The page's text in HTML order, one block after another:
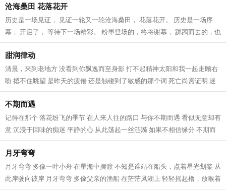
沧海桑田 花落花开
历史是一场见证， 见证一轮又一轮沧海桑田， 花落花开。 历史是一场序
幕， 开启了， 等待下一场精彩。 粉墨登场的，终将谢幕， 踯躅而去的，也
成回忆。 青山遮不住，毕竟东流去...
甜润律动
清晨，来到老地方 没看到你飘逸而至身影 打不起精神太阳和我一起走顾右
盼 摁不住眺望 是昨天的疲倦 还是触碰到了敏感的那个词 死亡尚需证明 迷
惑荒唐 离去的那人 卸去了一身的疲...
不期而遇
记得在那个 落花纷飞的季节 在人来人往的路口 与你不期而遇 看似无意却有
意 沉浸于回味的痴迷 平静的心 从此荡起一丝涟漪 如果不相信缘分 不期而
遇又算作什么 邂逅在相同的路上...
月牙弯弯
月牙弯弯 多像一叶小舟 在星海中摆渡 不知是谁站在船头，点着星光划桨 从
此岸驶向彼岸 月牙弯弯 多像父亲的渔船 在茫茫凤湖上 轻轻摇起橹，放喉着
渔歌 摇落了满天星辰 月牙弯弯...